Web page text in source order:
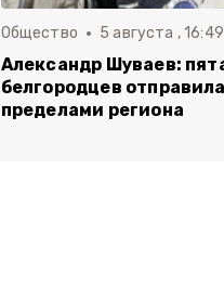
Общество 5 августа , 16:49
Александр Шуваев:
белгородцев
пределами региона